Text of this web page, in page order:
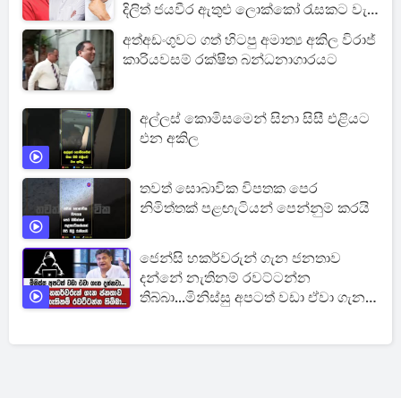
දිලිත් ජයවීර ඇතුළු ලොක්කෝ රැසකට වැඩ
වැරදෙයි
අත්අඩංගුවට ගත් හිටපු අමාත්‍ය අකිල විරාජ්
කාරියවසම් රක්ෂිත බන්ධනාගාරයට
අල්ලස් කොමිසමෙන් සිනා සිසී එළියට
එන අකිල
තවත් සොබාවික විපතක පෙර
නිමිත්තක් පළඟැටියන් පෙන්නුම් කරයි
ජෙන්සි හකර්වරුන් ගැන ජනතාව
දන්නේ නැතිනම් රවට්ටන්න
තිබ්බා...මිනිස්සු අපටත් වඩා ඒවා ගැන